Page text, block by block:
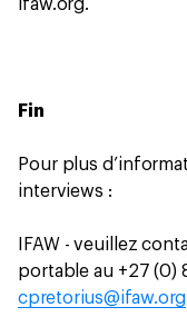
ifaw.org.
Fin
Pour plus
interviews :
IFAW - veuillez
portable au +27 (0)
cpretorius@ifaw.org